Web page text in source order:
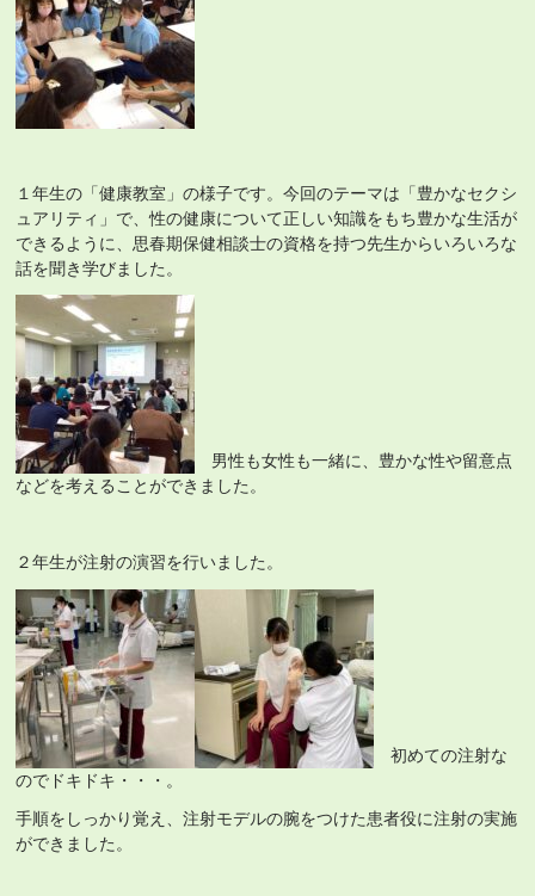
１年生の「健康教室」の様子です。今回のテーマは「豊かなセクシ
ュアリティ」で、性の健康について正しい知識をもち豊かな生活が
できるように、思春期保健相談士の資格を持つ先生からいろいろな
話を聞き学びました。
男性も女性も一緒に、豊かな性や留意点
などを考えることができました。
２年生が注射の演習を行いました。
初めての注射な
のでドキドキ・・・。
手順をしっかり覚え、注射モデルの腕をつけた患者役に注射の実施
ができました。